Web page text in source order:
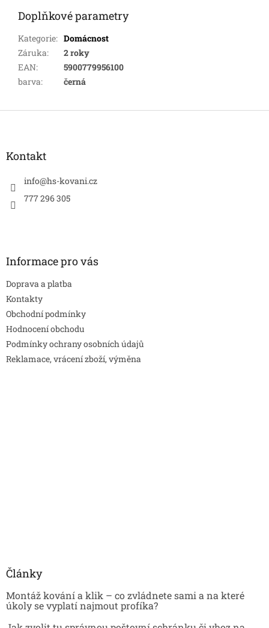
Doplňkové parametry
Kategorie: Domácnost
Záruka:
2 roky
EAN:
5900779956100
barva: černá
Kontakt
info@hs-kovani.cz
777 296 305
Informace pro vás
Doprava a platba
Kontakty
Obchodní podmínky
Hodnocení obchodu
Podmínky ochrany osobních údajů
Reklamace, vrácení zboží, výměna
Články
Montáž kování a klik – co zvládnete sami a na které
úkoly se vyplatí najmout profíka?